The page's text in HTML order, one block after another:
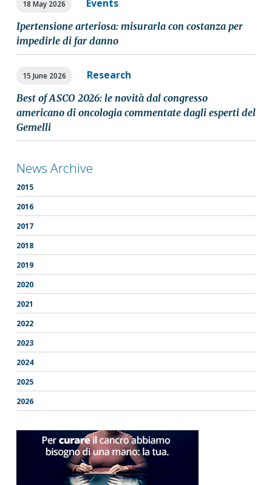
18 May 2026 Events
Ipertensione arteriosa: misurarla con costanza per
impedirle di far danno
15 June 2026 Research
Best of ASCO 2026: le novità dal congresso
americano di oncologia commentate dagli esperti del
Gemelli
News Archive
2015
2016
2017
2018
2019
2020
2021
2022
2023
2024
2025
2026